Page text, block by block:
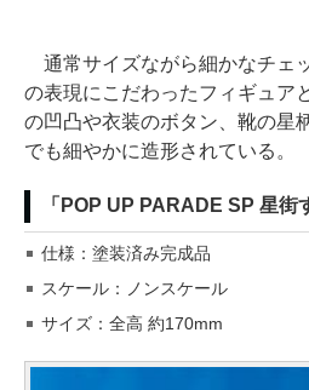
通常サイズながら細かなチェ
の表現にこだわったフィギュア
の凹凸や衣装のボタン、靴の星
でも細やかに造形されている。
「POP UP PARADE SP 星街
仕様：塗装済み完成品
スケール：ノンスケール
サイズ：全高 約170mm